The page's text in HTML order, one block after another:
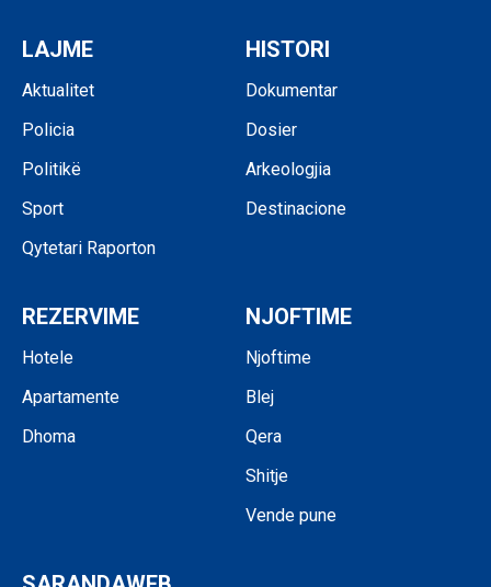
LAJME
Aktualitet
Policia
Politikë
Sport
Qytetari Raporton
HISTORI
Dokumentar
Dosier
Arkeologjia
Destinacione
REZERVIME
Hotele
Apartamente
Dhoma
NJOFTIME
Njoftime
Blej
Qera
Shitje
Vende pune